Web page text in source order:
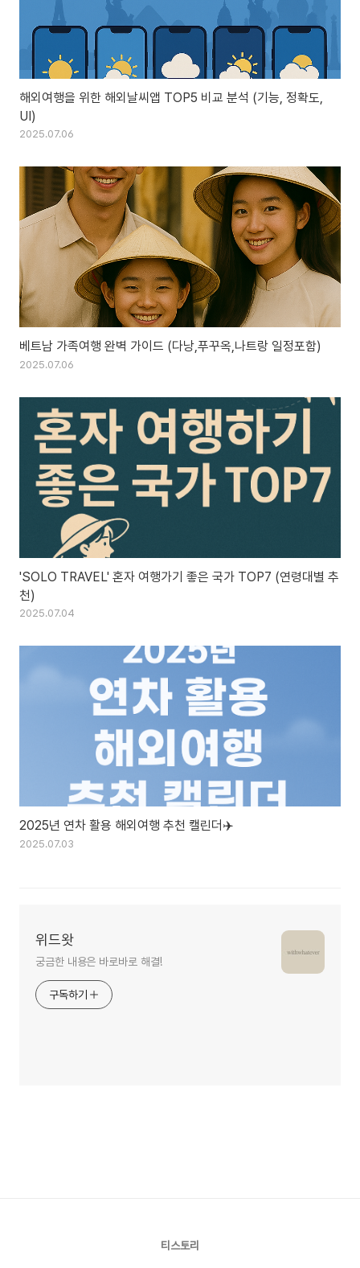
해외여행을 위한 해외날씨앱 TOP5 비교 분석 (기능, 정확도,
UI)
2025.07.06
베트남 가족여행 완벽 가이드 (다낭,푸꾸옥,나트랑 일정포함)
2025.07.06
'SOLO TRAVEL' 혼자 여행가기 좋은 국가 TOP7 (연령대별 추
천)
2025.07.04
2025년 연차 활용 해외여행 추천 캘린더✈️
2025.07.03
위드왓
궁금한 내용은 바로바로 해결!
구독하기
티스토리